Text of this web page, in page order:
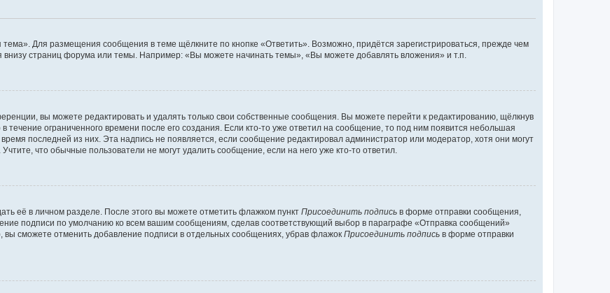
Для размещения сообщения в теме щёлкните по кнопке «Ответить». Возможно, придётся зарегистрироваться, прежде чем
страниц форума или темы. Например: «Вы можете начинать темы», «Вы можете добавлять вложения» и т.п.
вы можете редактировать и удалять только свои собственные сообщения. Вы можете перейти к редактированию, щёлкнув
течение ограниченного времени после его создания. Если кто-то уже ответил на сообщение, то под ним появится небольшая
последней из них. Эта надпись не появляется, если сообщение редактировал администратор или модератор, хотя они могут
что обычные пользователи не могут удалить сообщение, если на него уже кто-то ответил.
её в личном разделе. После этого вы можете отметить флажком пункт Присоединить подпись в форме отправки сообщения,
подписи по умолчанию ко всем вашим сообщениям, сделав соответствующий выбор в параграфе «Отправка сообщений»
сможете отменить добавление подписи в отдельных сообщениях, убрав флажок Присоединить подпись в форме отправки